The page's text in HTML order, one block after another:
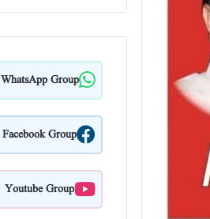
WhatsApp Group
Facebook Group
Youtube Group